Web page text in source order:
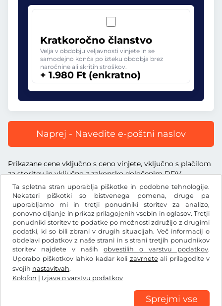
Ta spletna stran uporablja piškotke in podobne tehnologije.
Nekateri piškotki so bistvenega pomena, druge pa
uporabljamo mi in tretji ponudniki storitev za analizo,
ponovno ciljanje in prikaz prilagojenih vsebin in oglasov. Tretji
ponudniki storitev te podatke po možnosti združijo z drugimi
podatki, ki so bili zbrani v drugih situacijah. Več informacij o
obdelavi podatkov z naše strani in s strani tretjih ponudnikov
storitev najdete v naših obvestilih o varstvu podatkov.
Uporabo piškotkov lahko kadar koli zavrneteali prilagodite v
svojih nastavitvah.
Kolofon | Izjava o varstvu podatkov
Sprejmi vse
Kratkoročno članstvo
Velja v obdobju veljavnosti vinjete in se
samodejno konča po izteku obdobja brez
naročnine ali skritih stroškov.
+ 1.980 Ft (enkratno)
Naprej - Navedite e-poštni naslov
Prikazane cene vključno s ceno vinjete, vključno s plačilom
za storitev in vključno z zakonsko določenim DDV.
FtHUF
Facebook Instagram
Splošni pogoji poslovanja/preklicna pravica
Nastavitve piškotkov Kolofon